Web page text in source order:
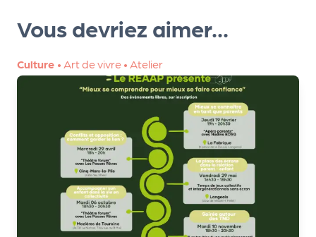
Vous devriez aimer...
Culture • Art de vivre • Atelier